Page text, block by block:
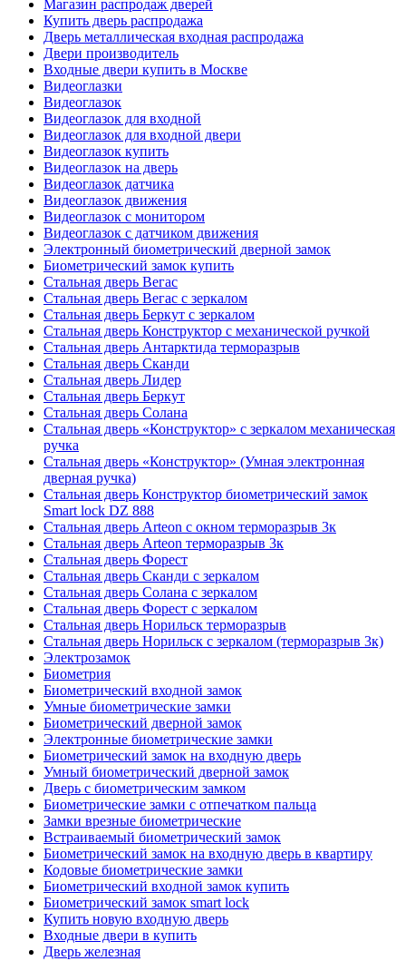
Магазин распродаж дверей
Купить дверь распродажа
Дверь металлическая входная распродажа
Двери производитель
Входные двери купить в Москве
Видеоглазки
Видеоглазок
Видеоглазок для входной
Видеоглазок для входной двери
Видеоглазок купить
Видеоглазок на дверь
Видеоглазок датчика
Видеоглазок движения
Видеоглазок с монитором
Видеоглазок с датчиком движения
Электронный биометрический дверной замок
Биометрический замок купить
Стальная дверь Вегас
Стальная дверь Вегас с зеркалом
Стальная дверь Беркут с зеркалом
Стальная дверь Конструктор с механической ручкой
Стальная дверь Антарктида терморазрыв
Стальная дверь Сканди
Стальная дверь Лидер
Стальная дверь Беркут
Стальная дверь Солана
Стальная дверь «Конструктор» с зеркалом механическая
ручка
Стальная дверь «Конструктор» (Умная электронная
дверная ручка)
Стальная дверь Конструктор биометрический замок
Smart lock DZ 888
Стальная дверь Arteon с окном терморазрыв 3к
Стальная дверь Arteon терморазрыв 3к
Стальная дверь Форест
Стальная дверь Сканди с зеркалом
Стальная дверь Солана с зеркалом
Стальная дверь Форест с зеркалом
Стальная дверь Норильск терморазрыв
Стальная дверь Норильск с зеркалом (терморазрыв 3к)
Электрозамок
Биометрия
Биометрический входной замок
Умные биометрические замки
Биометрический дверной замок
Электронные биометрические замки
Биометрический замок на входную дверь
Умный биометрический дверной замок
Дверь с биометрическим замком
Биометрические замки с отпечатком пальца
Замки врезные биометрические
Встраиваемый биометрический замок
Биометрический замок на входную дверь в квартиру
Кодовые биометрические замки
Биометрический входной замок купить
Биометрический замок smart lock
Купить новую входную дверь
Входные двери в купить
Дверь железная